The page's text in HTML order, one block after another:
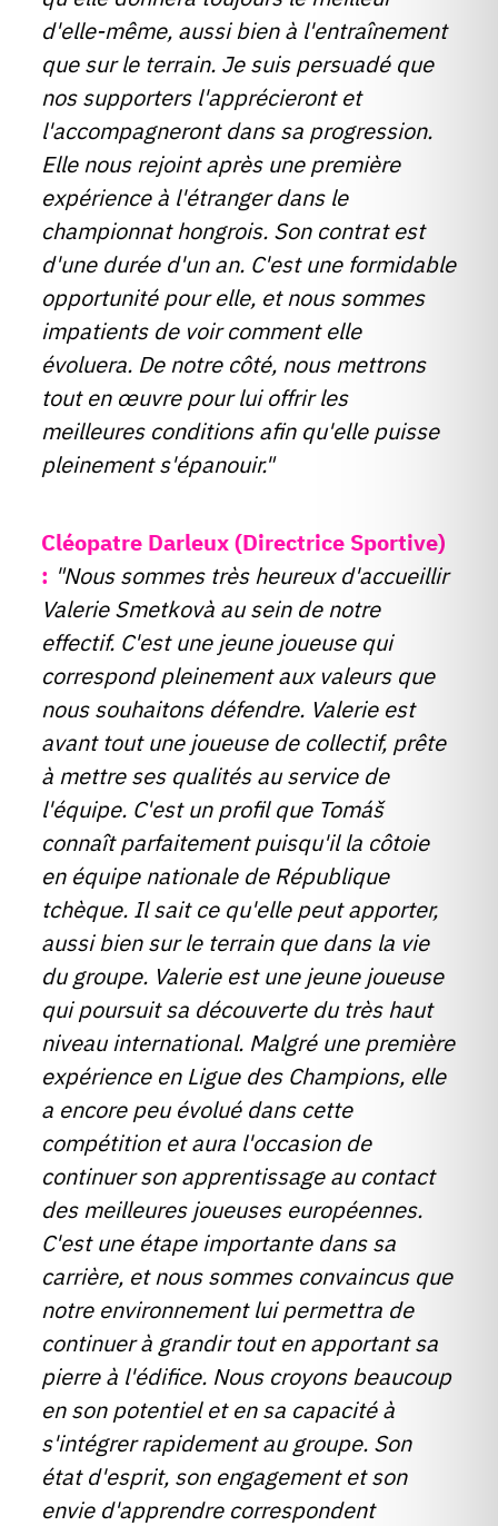
d'elle-même, aussi bien à l'entraînement
que sur le terrain. Je suis persuadé que
nos supporters l'apprécieront et
l'accompagneront dans sa progression.
Elle nous rejoint après une première
expérience à l'étranger dans le
championnat hongrois. Son contrat est
d'une durée d'un an. C'est une formidable
opportunité pour elle, et nous sommes
impatients de voir comment elle
évoluera. De notre côté, nous mettrons
tout en œuvre pour lui offrir les
meilleures conditions afin qu'elle puisse
pleinement s'épanouir."
Cléopatre Darleux (Directrice Sportive)
: "Nous sommes très heureux d'accueillir
Valerie Smetkovà au sein de notre
effectif. C'est une jeune joueuse qui
correspond pleinement aux valeurs que
nous souhaitons défendre. Valerie est
avant tout une joueuse de collectif, prête
à mettre ses qualités au service de
l'équipe. C'est un profil que Tomáš
connaît parfaitement puisqu'il la côtoie
en équipe nationale de République
tchèque. Il sait ce qu'elle peut apporter,
aussi bien sur le terrain que dans la vie
du groupe. Valerie est une jeune joueuse
qui poursuit sa découverte du très haut
niveau international. Malgré une première
expérience en Ligue des Champions, elle
a encore peu évolué dans cette
compétition et aura l'occasion de
continuer son apprentissage au contact
des meilleures joueuses européennes.
C'est une étape importante dans sa
carrière, et nous sommes convaincus que
notre environnement lui permettra de
continuer à grandir tout en apportant sa
pierre à l'édifice. Nous croyons beaucoup
en son potentiel et en sa capacité à
s'intégrer rapidement au groupe. Son
état d'esprit, son engagement et son
envie d'apprendre correspondent